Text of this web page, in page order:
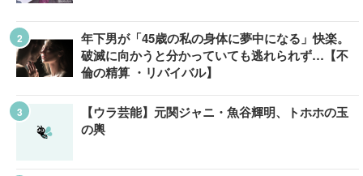
年下男が「45歳の私の身体に夢中になる」快楽。
破滅に向かうと分かっていても逃れられず…【不
倫の精算 ・リバイバル】
【ウラ芸能】元関ジャニ・魚谷輝明、トホホの玉
の輿